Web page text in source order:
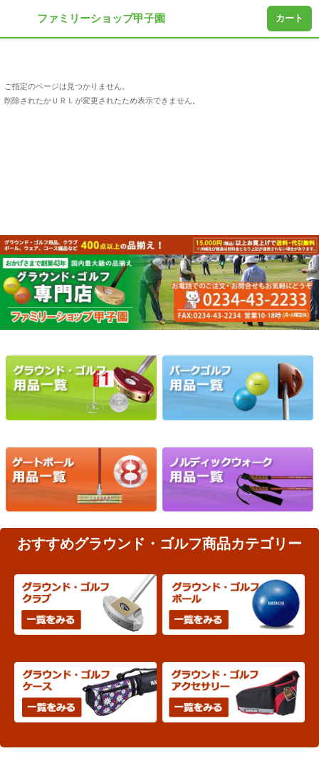
おすすめグラウンド・ゴルフ商品カテゴリー
ご指定のページは見つかりません。
削除されたかＵＲＬが変更されたため表示できません。
ファミリーショップ甲子園 カート